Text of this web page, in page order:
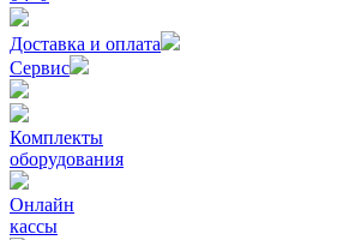
Доставка и оплата
Сервис
Комплекты
оборудования
Онлайн
кассы